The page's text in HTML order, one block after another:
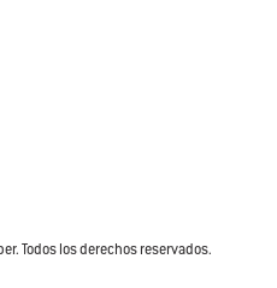
Todos los derechos reservados.